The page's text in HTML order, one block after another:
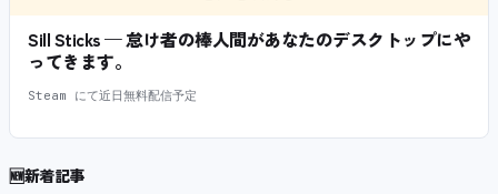
Sill Sticks — 怠け者の棒人間があなたのデスクトップにや
ってきます。
Steam にて近日無料配信予定
🆕新着記事